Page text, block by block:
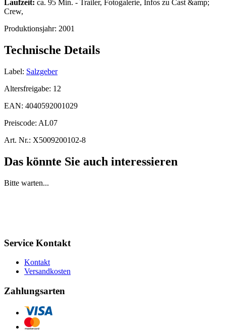
Laufzeit: ca. 95 Min. - Trailer, Fotogalerie, Infos zu Cast &amp;
Crew,
Produktionsjahr: 2001
Technische Details
Label: Salzgeber
Altersfreigabe: 12
EAN: 4040592001029
Preiscode: AL07
Art. Nr.: X5009200102-8
Das könnte Sie auch interessieren
Bitte warten...
Service Kontakt
Kontakt
Versandkosten
Zahlungsarten